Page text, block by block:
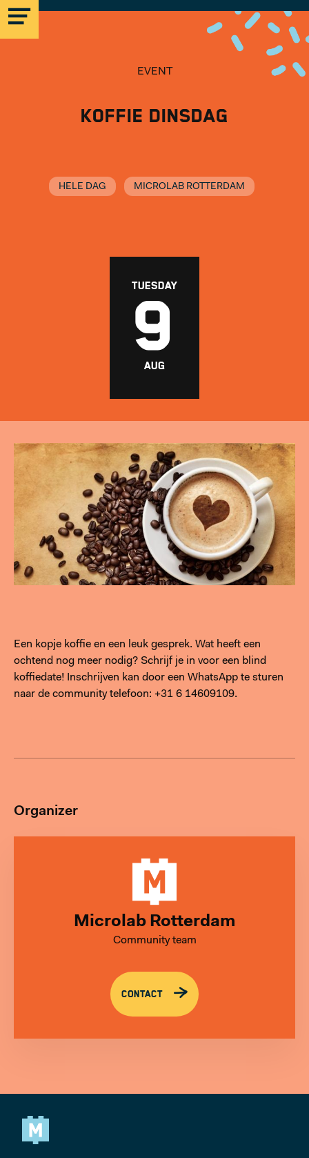
EINDHOVEN
EVENTS
ABOUT MICROLAB
FOLLOW US
EVENT
Koffie Dinsdag
HELE DAG MICROLAB ROTTERDAM
TUESDAY
9
AUG
Een kopje koffie en een leuk gesprek. Wat heeft een
ochtend nog meer nodig? Schrijf je in voor een blind
koffiedate! Inschrijven kan door een WhatsApp te sturen
naar de community telefoon: +31 6 14609109.
Organizer
Microlab Rotterdam
Community team
CONTACT